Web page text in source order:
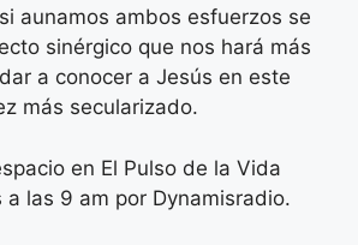
aunamos ambos esfuerzos se
sinérgico que nos hará más
a conocer a Jesús en este
más secularizado.
en El Pulso de la Vida
las 9 am por Dynamisradio.